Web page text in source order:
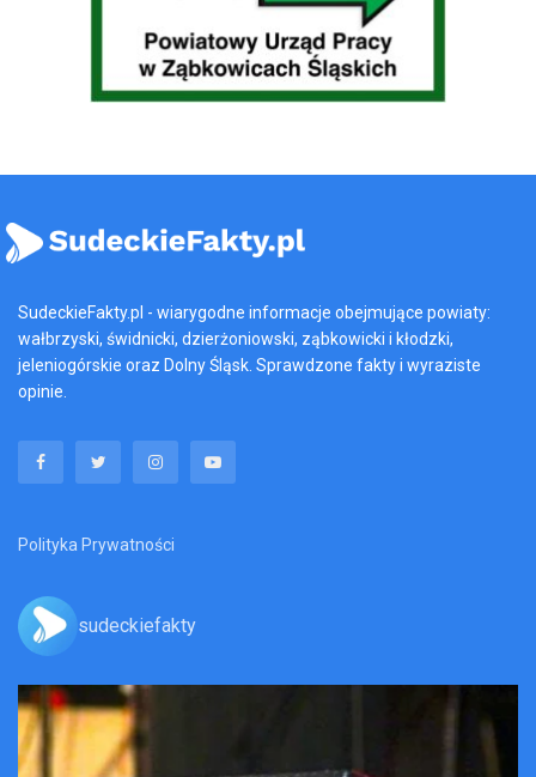
SudeckieFakty.pl - wiarygodne informacje obejmujące powiaty:
wałbrzyski, świdnicki, dzierżoniowski, ząbkowicki i kłodzki,
jeleniogórskie oraz Dolny Śląsk. Sprawdzone fakty i wyraziste
opinie.
Polityka Prywatności
sudeckiefakty